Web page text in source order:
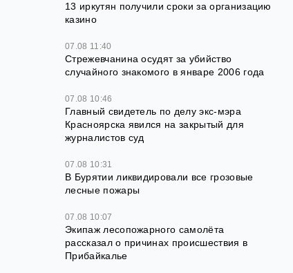
13 иркутян получили сроки за организацию
казино
07.08 11:40
Стрежевчанина осудят за убийство
случайного знакомого в январе 2006 года
07.08 10:46
Главный свидетель по делу экс-мэра
Красноярска явился на закрытый для
журналистов суд
07.08 10:31
В Бурятии ликвидировали все грозовые
лесные пожары
07.08 10:07
Экипаж лесопожарного самолёта
рассказал о причинах происшествия в
Прибайкалье